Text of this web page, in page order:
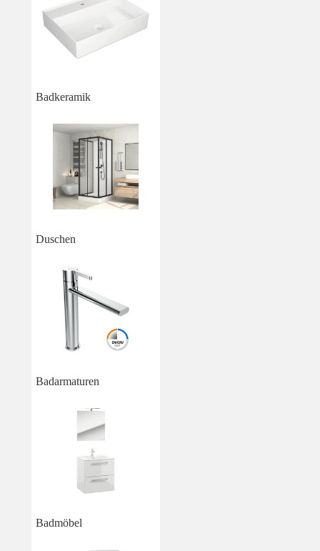
Badkeramik
Duschen
Badarmaturen
Badmöbel